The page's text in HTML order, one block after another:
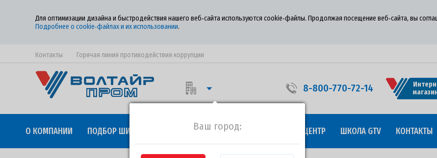
Для оптимизации дизайна и быстродействия нашего веб‑сайта используются cookie‑файлы. Продолжая посещение веб‑сайта, вы
Подробнее о cookie‑файлах и их использовании.
Контакты Горячая линия противодействия коррупции
Ваш город:
8-800-770-72-14
О КОМПАНИИ ПОДБОР ШИН СОТРУДНИЧЕСТВО ПРЕСС-ЦЕНТР ШКОЛА GTV КОНТАКТЫ